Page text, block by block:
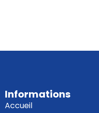
Informations
Accueil